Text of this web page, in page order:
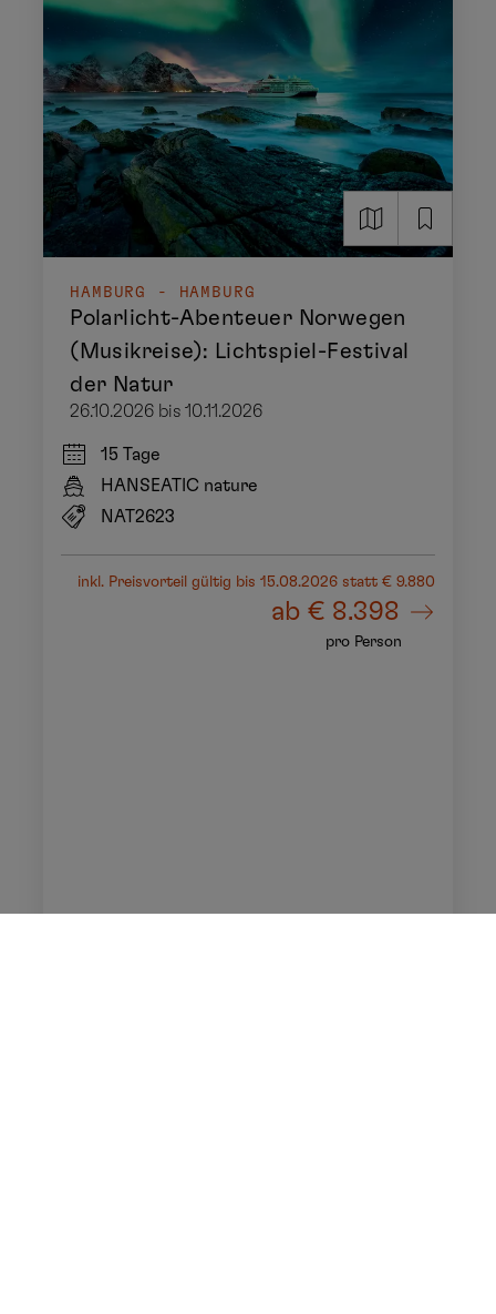
HAMBURG - HAMBURG
Polarlicht-Abenteuer Norwegen
(Musikreise): Lichtspiel-Festival
der Natur
26.10.2026 bis 10.11.2026
15 Tage
HANSEATIC nature
NAT2623
inkl. Preisvorteil gültig bis 15.08.2026 statt € 9.880
ab€ 8.398
pro Person